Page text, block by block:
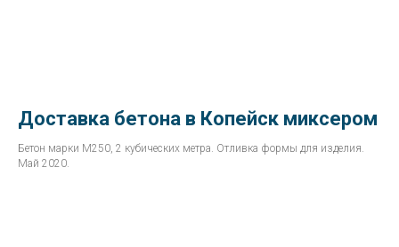
Доставка бетона в Копейск миксером
Бетон марки М250, 2 кубических метра. Отливка формы для изделия.
Май 2020.